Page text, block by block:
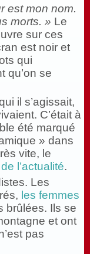
est mon nom.
morts. » Le
sur ces
est noir et
qui
qu’on se
il s’agissait,
C’était à
été marqué
» dans
vite, le
l’actualité.
Les
les femmes
brûlées. Ils se
et ont
pas